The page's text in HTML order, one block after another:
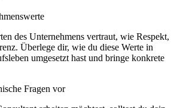
des Unternehmens vertraut, wie Respekt,
Überlege dir, wie du diese Werte in
umgesetzt hast und bringe konkrete
Fragen vor